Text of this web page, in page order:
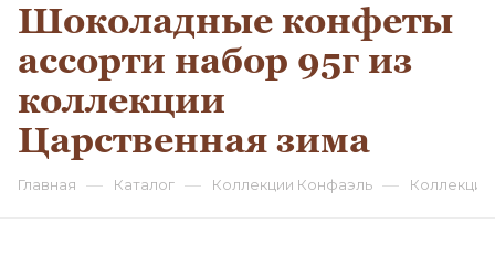
Шоколадные конфеты
ассорти набор 95г из
коллекции
Царственная зима
Главная — Каталог — Коллекции Конфаэль —